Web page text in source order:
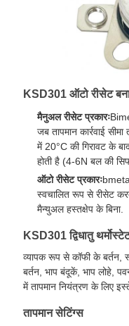
KSD301 ऑटो रीसेट
मैनुअल रीसेट प्रकारः
जब तापमान कार्रवाई
में 20°C की गिरावट के
होती है (4-6N बल की
ऑटो रीसेट प्रकारः
स्वचालित रूप से रीसेट
मैन्युअल हस्तक्षेप के बिना.
KSD301 द्विधातु
व्यापक रूप से कॉफी के बर्तन,
बर्तन, भाप बंदूकें, भाप लोहे,
में तापमान नियंत्रण के लिए
तापमान सेटिंग्स